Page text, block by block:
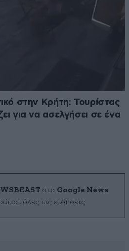
στην Κρήτη: Τουρίστας
για να ασελγήσει σε ένα
στο Google News
όλες τις ειδήσεις